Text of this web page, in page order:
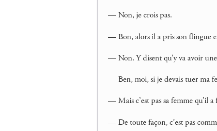
— Non, je crois pas.
— Bon, alors il a pris son flingue
— Non. Y disent qu’y va avoir
— Ben, moi, si je devais tuer ma
— Mais c’est pas sa femme qu’il
— De toute façon, c’est pas